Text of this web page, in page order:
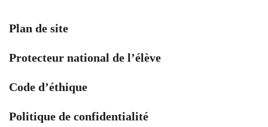
Plan de site
Protecteur national de l’élève
Code d’éthique
Politique de confidentialité